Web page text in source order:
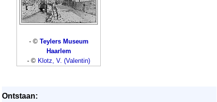
- © Teylers Museum
Haarlem
- © Klotz, V. (Valentin)
Ontstaan: